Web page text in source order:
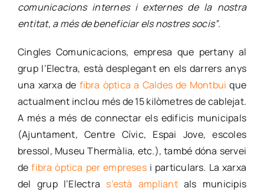
comunicacions internes i externes de la nostra
entitat, a més de beneficiar els nostres socis”.
Cingles Comunicacions, empresa que pertany al
grup l’Electra, està desplegant en els darrers anys
una xarxa de fibra òptica a Caldes de Montbui que
actualment inclou més de 15 kilòmetres de cablejat.
A més a més de connectar els edificis municipals
(Ajuntament, Centre Cívic, Espai Jove, escoles
bressol, Museu Thermàlia, etc.), també dóna servei
defibra òptica per empresesi particulars. La xarxa
del grup l’Electra s’està ampliantals municipis